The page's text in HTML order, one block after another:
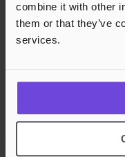
combine it with other
them or that they’ve
services.